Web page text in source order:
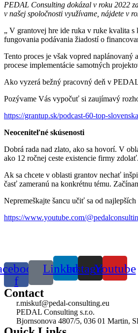
PEDAL Consulting dokázal v roku 2022
v našej spoločnosti využívame, nájdete v
„ V grantovej hre ide ruka v ruke kvalita
fungovania podávania žiadostí o
Tento proces je však vopred
procese implementácie samotných
Ako vyzerá bežný pracovný deň v
Pozývame Vás vypočuť si zaujímavý
https://grantup.sk/podcast-60-top-
Neoceniteľné skúsenosti
Dobrá rada nad zlato, ako sa hovorí. V
ako 12 ročnej ceste existencie firmy zdolať.
Ak sa chcete v oblasti grantov nechať
časť zameranú na konkrétnu tému.
Nepremeškajte šancu učiť sa od
https://www.youtube.com/
f
LinkedinInstagramYoutube
Contact
r.miskuf@pedal-consulting.eu
PEDAL Consulting s.r.o.
Bjornsonova 4807/5, 036 01 Martin,